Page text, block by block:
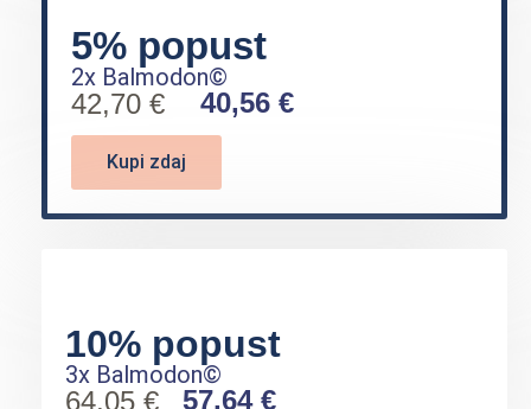
5% popust
2x Balmodon©
42,70 € 40,56 €
Kupi zdaj
10% popust
3x Balmodon©
64,05 € 57,64 €